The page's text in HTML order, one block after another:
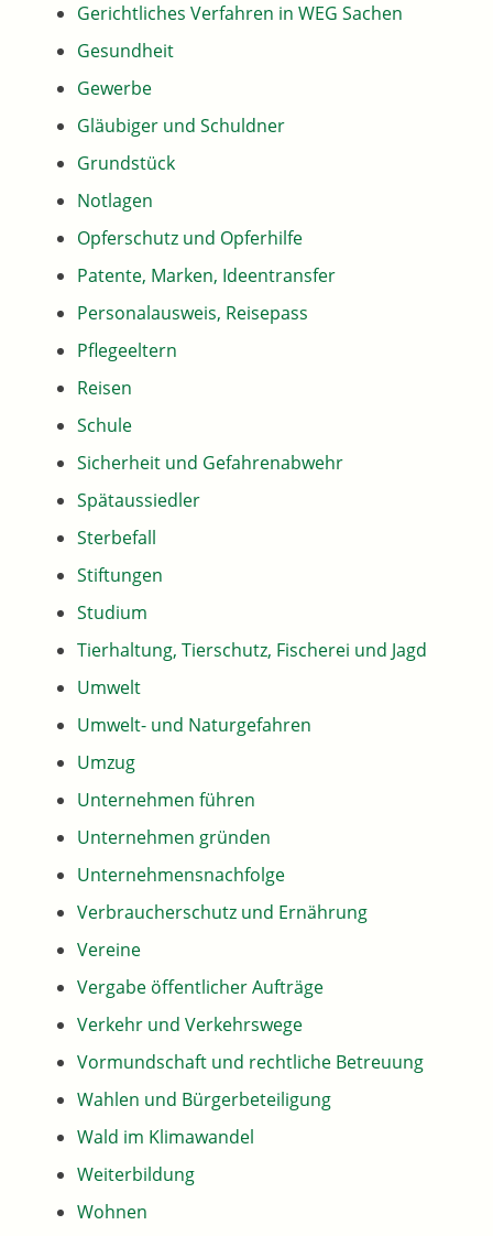
Gerichtliches Verfahren in WEG Sachen
Gesundheit
Gewerbe
Gläubiger und Schuldner
Grundstück
Notlagen
Opferschutz und Opferhilfe
Patente, Marken, Ideentransfer
Personalausweis, Reisepass
Pflegeeltern
Reisen
Schule
Sicherheit und Gefahrenabwehr
Spätaussiedler
Sterbefall
Stiftungen
Studium
Tierhaltung, Tierschutz, Fischerei und Jagd
Umwelt
Umwelt- und Naturgefahren
Umzug
Unternehmen führen
Unternehmen gründen
Unternehmensnachfolge
Verbraucherschutz und Ernährung
Vereine
Vergabe öffentlicher Aufträge
Verkehr und Verkehrswege
Vormundschaft und rechtliche Betreuung
Wahlen und Bürgerbeteiligung
Wald im Klimawandel
Weiterbildung
Wohnen